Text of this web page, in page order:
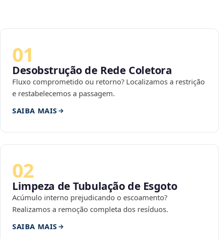
01
Desobstrução de Rede Coletora
Fluxo comprometido ou retorno? Localizamos a restrição
e restabelecemos a passagem.
SAIBA MAIS
02
Limpeza de Tubulação de Esgoto
Acúmulo interno prejudicando o escoamento?
Realizamos a remoção completa dos resíduos.
SAIBA MAIS